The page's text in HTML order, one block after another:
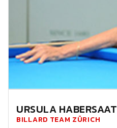
URSULA HABERSAAT
BILLARD TEAM ZÜRICH